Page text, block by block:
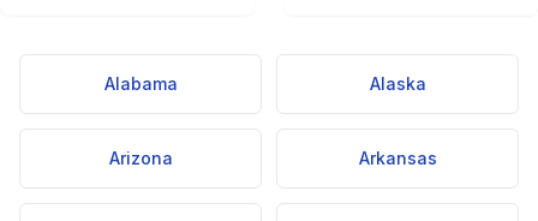
Alabama Alaska
Arizona Arkansas